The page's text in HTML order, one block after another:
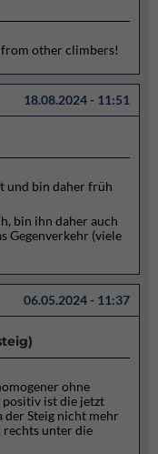
other climbers!
18.08.2024 - 11:51
und bin daher früh
bin ihn daher auch
Gegenverkehr (viele
06.05.2024 - 11:37
ohne
positiv ist die jetzt
der Steig nicht mehr
rechts unter die